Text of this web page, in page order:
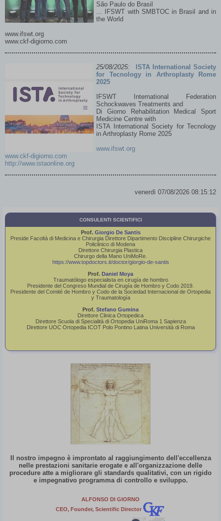
São Paulo do Brasil
... IFSWT with SMBTOC in Brasil and in
the World
www.ifswt.org
www.ckf-digiorno.com
25/08/2025:
ISTA International Society
for Tecnology in Arthroplasty Rome
2025
IFSWT International Federation
Schockwaves Treatments and
Di Giorno Rehabilitation Medical Sport
Medicine Centre with
ISTA International Society for Tecnology
in Arthroplasty Rome 2025
www.ifswt.org
www.ckf-digiorno.com
http://www.istaonline.org
venerdì 07/08/2026 08:15:12
CONSULENTI SCIENTIFICI
Prof. Giorgio De Santis
Preside Facoltà di Medicina e Chirurgia Direttore Dipartimento Discipline Chirurgiche
Policlinico di Modena
Direttore Chirurgia Plastica
Chirurgo della Mano UniMoRe.
https://www.topdoctors.it/doctor/giorgio-de-santis
Prof. Daniel Moya
Traumatólogo especialista en cirugía de hombro
Presidente del Congreso Mundial de Cirugía de Hombro y Codo 2019.​
Presidente del Comité de Hombro y Codo de la Sociedad Internacional de Ortopedia
y Traumatología
Prof. Stefano Gumina
Direttore Clinica Ortopedica
Direttore Scuola di Specialità di Ortopedia UniRoma 1 Sapienza
Direttore UOC Ortopedia ICOT Polo Pontino Latina Università di Roma
Il nostro impegno è improntato al raggiungimento dell'eccellenza
nelle prestazioni sanitarie erogate e all'organizzazione delle
procedure atte a migliorare gli standards qualitativi, con un rigido
e impegnativo programma di controllo e sviluppo.
ALFONSO DI GIORNO
CEO, Founder, Scientific Director
Scientific Evidence of Shock Waves in
Orthopedics and Traumatology: It is Time to
Set the Record Straight
Scientific Evidence
of Shock Waves in
Orthopedics and
Traumatology: It is
Time to Set the
Daniel Moya M.D, Sun
Simplicio M.D.,
Alfonso Di Giorno
M.D., Osvaldo Valle
M.D., Josep Pous
M.D., Ram Chidambaram M.D., Edson Serrano
M.D., Víctor Burgos Elía M.D., Paul Terán M.D.,
Laura Tutte M.D., Fidel Gómez M.D., Paul Patiño
M.D., Germán Solano M.D., Jannety Berty
Tejedas M.D., Sergio Ajsiv M.D., Graciela Moya
M.D. Phd.
Video Corso Società Cilena Onde d’Urto
Focali / Video Saluti Coordinatore Europa e
Buenos días a todos
Sociedad Chilena de
Ondas de Choque,
pueda este curso
motivar y prepar a los
salud que se dedican
a este valioso método
médico regenerativo y
pueda también ser
intercambio de
experiencias entre
colegas que se
ocupan de muchos años de Ondas de Choque
Les envío mis saludos personales y de la